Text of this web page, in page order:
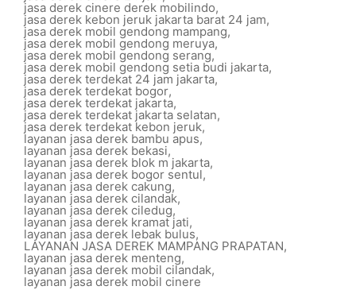
jasa derek cinere derek mobilindo,
jasa derek kebon jeruk jakarta barat 24 jam,
jasa derek mobil gendong mampang,
jasa derek mobil gendong meruya,
jasa derek mobil gendong serang,
jasa derek mobil gendong setia budi jakarta,
jasa derek terdekat 24 jam jakarta,
jasa derek terdekat bogor,
jasa derek terdekat jakarta,
jasa derek terdekat jakarta selatan,
jasa derek terdekat kebon jeruk,
layanan jasa derek bambu apus,
layanan jasa derek bekasi,
layanan jasa derek blok m jakarta,
layanan jasa derek bogor sentul,
layanan jasa derek cakung,
layanan jasa derek cilandak,
layanan jasa derek ciledug,
layanan jasa derek kramat jati,
layanan jasa derek lebak bulus,
LAYANAN JASA DEREK MAMPANG PRAPATAN,
layanan jasa derek menteng,
layanan jasa derek mobil cilandak,
layanan jasa derek mobil cinere